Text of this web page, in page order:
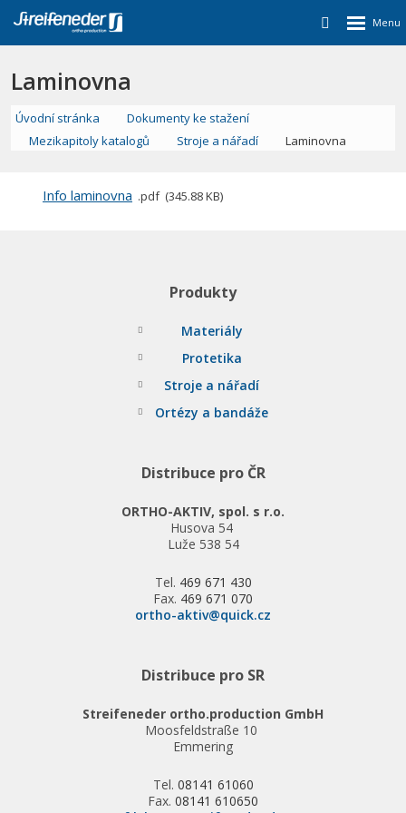
Laminovna
Úvodní stránka
Dokumenty ke stažení
Mezikapitoly katalogů
Stroje a nářadí Laminovna
Info laminovna pdf 345.88 KB
Produkty
Materiály
Protetika
Stroje a nářadí
Ortézy a bandáže
Distribuce pro ČR
ORTHO-AKTIV, spol. s r.o.
Husova 54
Luže 538 54
Tel. 469 671 430
Fax. 469 671 070
ortho-aktiv@quick.cz
Distribuce pro SR
Streifeneder ortho.production GmbH
Moosfeldstraße 10
Emmering
Tel. 08141 61060
Fax. 08141 610650